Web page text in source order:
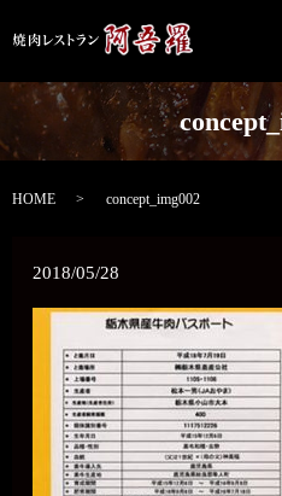
HOME concept_img002
2018/05/28